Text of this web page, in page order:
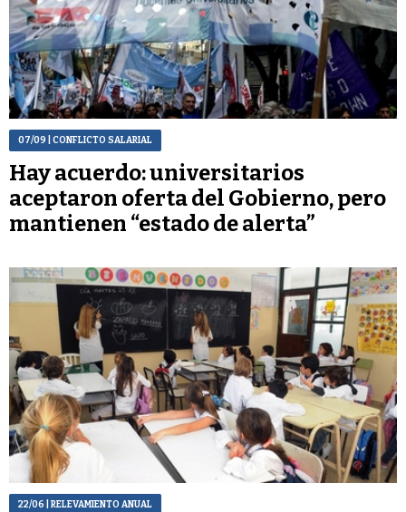
07/09 | CONFLICTO SALARIAL
Hay acuerdo: universitarios
aceptaron oferta del Gobierno, pero
mantienen “estado de alerta”
22/06 | RELEVAMIENTO ANUAL